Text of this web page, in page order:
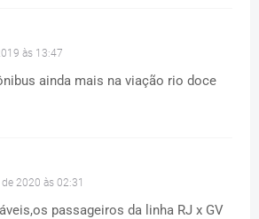
às 13:47
ainda mais na viação rio doce
2020 às 02:31
passageiros da linha RJ x GV